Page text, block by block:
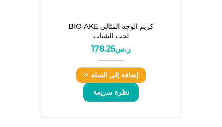
كريم الوجه المثالي BIO AKE
لحب الشباب
ر.س178.25
إضافة إلى السلة
نظرة سريعة